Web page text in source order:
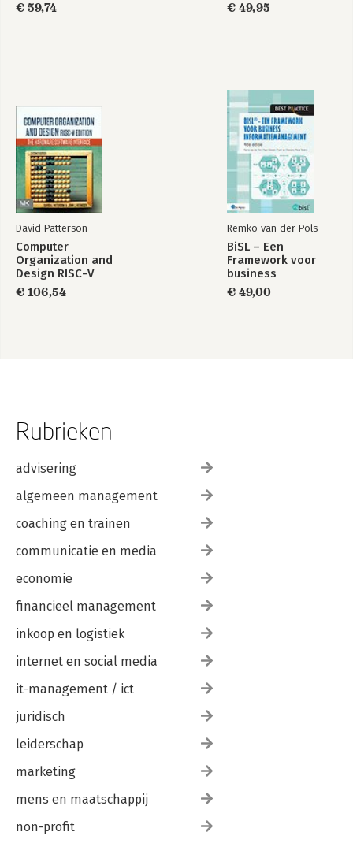
€ 59,74 € 49,95
David Patterson
Computer
Organization and
Design RISC-V
Edition
€ 106,54
Remko van der Pols
BiSL – Een
Framework voor
business
€ 49,00
Rubrieken
advisering
algemeen management
coaching en trainen
communicatie en media
economie
financieel management
inkoop en logistiek
internet en social media
it-management / ict
juridisch
leiderschap
marketing
mens en maatschappij
non-profit